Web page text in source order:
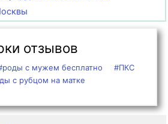
отзывов
с мужем бесплатно
#ПКС
с рубцом на матке